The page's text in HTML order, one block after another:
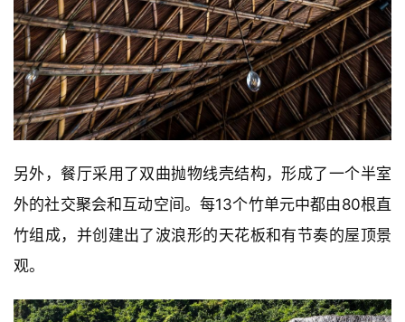
另外，餐厅采用了双曲抛物线壳结构，形成了一个半室
外的社交聚会和互动空间。每13个竹单元中都由80根直
竹组成，并创建出了波浪形的天花板和有节奏的屋顶景
观。